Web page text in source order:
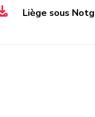
Liège sous